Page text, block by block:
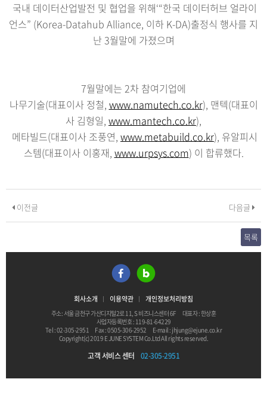
국내 데이터산업발전 및 협업을 위해‘“한국 데이터허브 얼라이
언스” (Korea-Datahub Alliance, 이하 K-DA)출정식 행사를 지
난 3월말에 가졌으며
7월말에는 2차 참여기업에
나무기술(대표이사 정철, www.namutech.co.kr), 맨텍(대표이
사 김형일, www.mantech.co.kr),
메타빌드(대표이사 조풍연, www.metabuild.co.kr), 유알피시
스템(대표이사 이홍재, www.urpsys.com) 이 합류했다.
이전글 다음글
목록
회사소개 이용약관 개인정보처리방침
주소: 서울 금천구 가산디지털2로 11, S 비즈니스센터 6F
대표자 : 한상훈
사업자등록번호 : 119-81-64229
Tel : 02-305-2951
Fax : 0505-306-2952
E-mail : jhjung@ejune.co.kr
Copyright(c) 2019 E JUNE SYSTEM Co.Ltd All rights reserved.
고객 서비스 센터 02-305-2951